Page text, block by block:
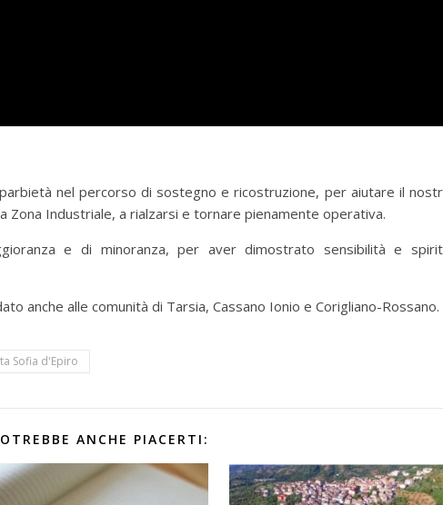
nel percorso di sostegno e ricostruzione, per aiutare il
Industriale, a rialzarsi e tornare pienamente operativa.
e di minoranza, per aver dimostrato sensibilità e
anche alle comunità di Tarsia, Cassano Ionio e Corigliano-Rossano.
Sofia d'Epiro
ANCHE PIACERTI: